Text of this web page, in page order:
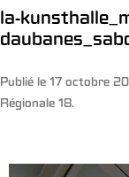
la-
Publié le 17 octobre
Régionale 18.